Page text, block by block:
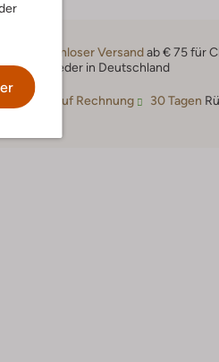
Kostenloser Versandab € 75 für
Mitglieder in Deutschland
Kauf auf Rechnung 30 Tagen